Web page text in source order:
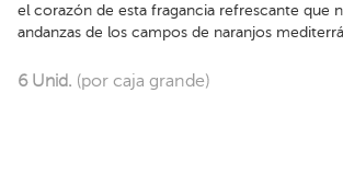
el corazón de esta fragancia refrescante que
andanzas de los campos de naranjos
6 Unid. (por caja grande)